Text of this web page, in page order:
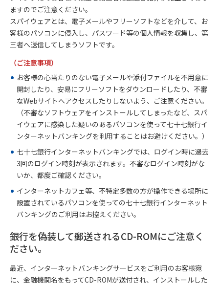
ますのでご注意ください。
スパイウェアとは、電子メールやフリーソフトなどを介して、お
客様のパソコンに侵入し、パスワード等の個人情報を収集し、第
三者へ送信してしまうソフトです。
（ご注意事項）
お客様の心当たりのない電子メールや添付ファイルを不用意に
開封したり、安易にフリーソフトをダウンロードしたり、不審
なWebサイトへアクセスしたりしないよう、ご注意ください。
（不審なソフトウェアをインストールしてしまったなど、スパ
イウェアに感染した疑いのあるパソコンを使って七十七銀行イ
ンターネットバンキングを利用することはお避けください。）
七十七銀行インターネットバンキングでは、ログイン時に過去
3回のログイン時刻が表示されます。不審なログイン時刻がな
いか、都度ご確認ください。
インターネットカフェ等、不特定多数の方が操作できる場所に
設置されているパソコンを使っての七十七銀行インターネット
バンキングのご利用はお控えください。
銀行を偽装して郵送されるCD-ROMにご注意く
ださい。
最近、インターネットバンキングサービスをご利用のお客様宛
に、金融機関名をもってCD-ROMが送付され、インストールした